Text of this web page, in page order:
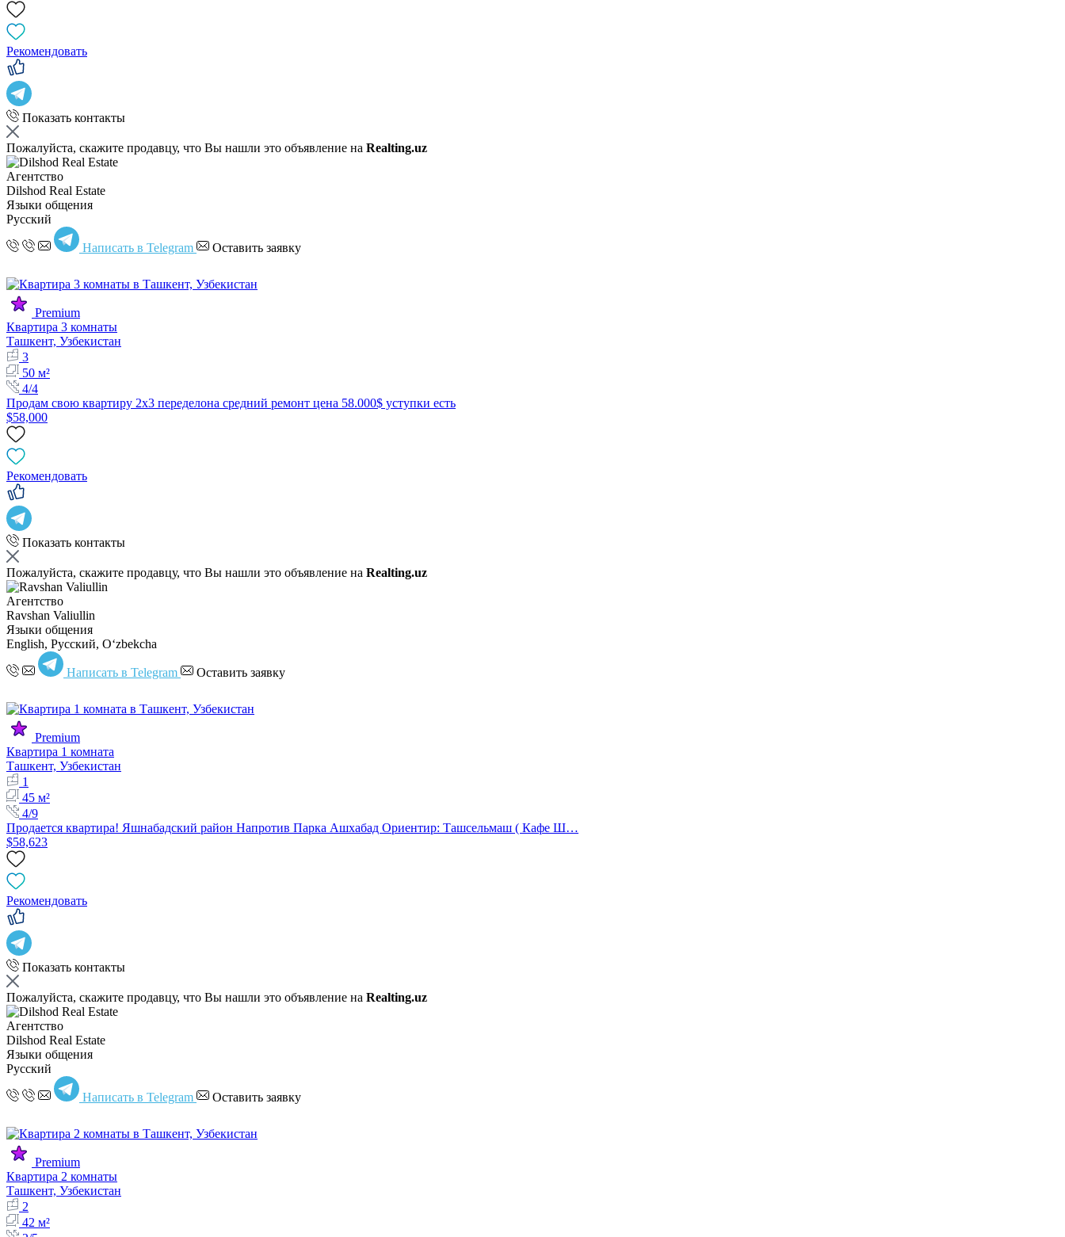
Рекомендовать
Показать контакты
Пожалуйста, скажите продавцу, что Вы нашли это объявление на Realting.uz
Агентство
Dilshod Real Estate
Языки общения
Русский
Написать в Telegram Оставить заявку
Premium
Квартира 3 комнаты
Ташкент, Узбекистан
3
50 м²
4/4
Продам свою квартиру 2х3 переделона средний ремонт цена 58.000$ уступки есть
$58,000
Рекомендовать
Показать контакты
Пожалуйста, скажите продавцу, что Вы нашли это объявление на Realting.uz
Агентство
Ravshan Valiullin
Языки общения
English, Русский, Oʻzbekcha
Написать в Telegram Оставить заявку
Premium
Квартира 1 комната
Ташкент, Узбекистан
1
45 м²
4/9
Продается квартира! Яшнабадский район Напротив Парка Ашхабад Ориентир: Ташсельмаш ( Кафе Ш…
$58,623
Рекомендовать
Показать контакты
Пожалуйста, скажите продавцу, что Вы нашли это объявление на Realting.uz
Агентство
Dilshod Real Estate
Языки общения
Русский
Написать в Telegram Оставить заявку
Premium
Квартира 2 комнаты
Ташкент, Узбекистан
2
42 м²